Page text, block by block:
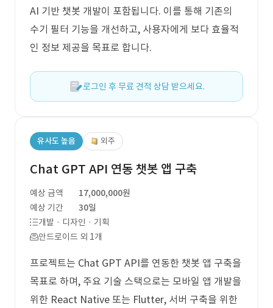
AI 기반 챗봇 개발이 포함됩니다. 이를 통해 기존의
수기 필터 기능을 개선하고, 사용자에게 보다 효율적
인 정보 제공을 목표로 합니다.
로그인 후 무료 견적 상담 받으세요.
유사도 높음 외주
Chat GPT API 연동 챗봇 앱 구축
예상 금액
17,000,000원
예상 기간
30일
개발 · 디자인 · 기획
안드로이드 외 1개
프로젝트는 Chat GPT API를 연동한 챗봇 앱 구축을
목표로 하며, 주요 기술 스택으로는 모바일 앱 개발을
위한 React Native 또는 Flutter, 서버 구축을 위한